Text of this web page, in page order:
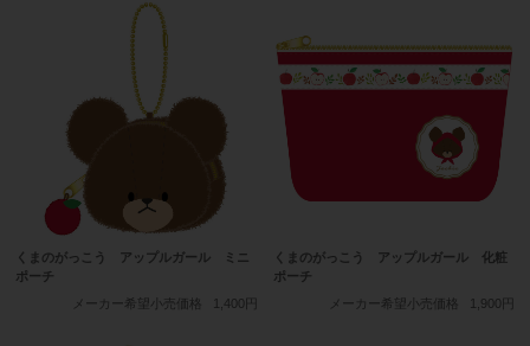
くまのがっこう アップルガール ミニ
ポーチ
メーカー希望小売価格
1,400円
くまのがっこう アップルガール 化粧
ポーチ
メーカー希望小売価格
1,900円